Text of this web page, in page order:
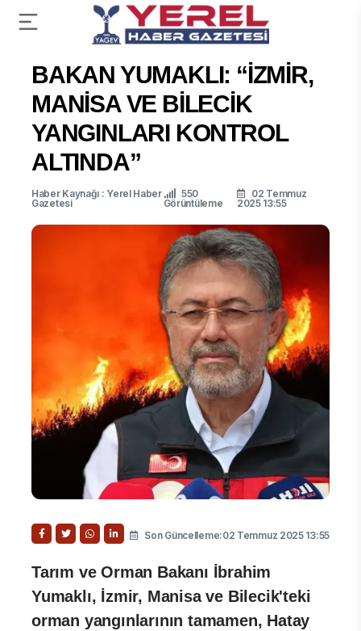
BAKAN YUMAKLI: “İZMİR,
MANİSA VE BİLECİK
YANGINLARI KONTROL
ALTINDA”
Haber Kaynağı : Yerel Haber
Gazetesi
550
Görüntüleme
02 Temmuz
2025 13:55
Son Güncelleme:02 Temmuz 2025 13:55
Tarım ve Orman Bakanı İbrahim
Yumaklı, İzmir, Manisa ve Bilecik'teki
orman yangınlarının tamamen, Hatay